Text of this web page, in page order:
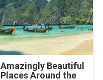
Amazingly Beautiful
Places Around the